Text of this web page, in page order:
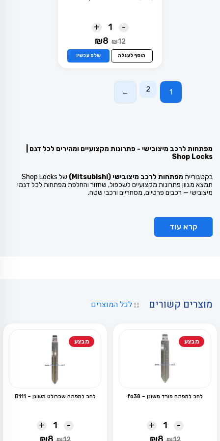
-
+
₪12
המחיר
היה:
₪12.
₪8
הוא:
₪8.
הוסף לעגלה שלם עכשיו
1
2
←
מפתחות לרכב מיצובישי - פתרונות מקצועיים ומהירים לכל דגם |
Shop Locks
בקטגורייתמפתחות לרכב מיצובישי (Mitsubishi)
של Shop Locks
תמצא מגוון פתרונות מקצועיים לשכפול, שחזור והחלפת מפתחות לכל דגמי
מיצובישי — רכבים פרטיים, מסחריים ורכבי שטח.
קרא עוד
מוצרים קשורים לכל המוצרים
מבצע
להב למפתח פורד משונן – fo38
-
+
המחיר
מבצע
להב למפתח שברולט משונן – B111
-
+
המחיר